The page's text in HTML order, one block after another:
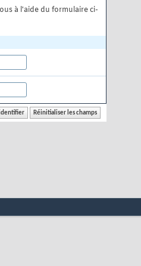
à l'aide du formulaire ci-